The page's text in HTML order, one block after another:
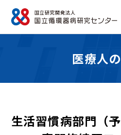
医療人
生活習慣病部門（